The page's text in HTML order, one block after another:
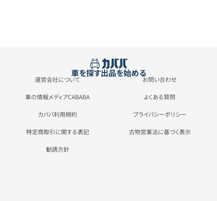
車を探す出品を始める
運営会社について お問い合わせ
車の情報メディアCABABA よくある質問
カババ利用規約 プライバシーポリシー
特定商取引に関する表記 古物営業法に基づく表示
勧誘方針